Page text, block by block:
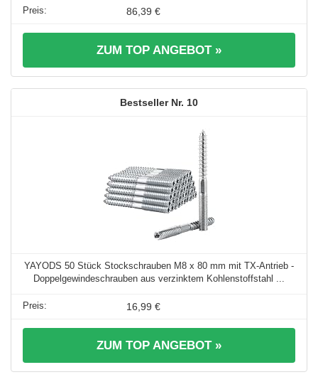
86,39 €
ZUM TOP ANGEBOT »
10
YAYODS 50 Stück Stockschrauben M8 x 80 mm mit TX-Antrieb -
Doppelgewindeschrauben aus verzinktem Kohlenstoffstahl ...
16,99 €
ZUM TOP ANGEBOT »